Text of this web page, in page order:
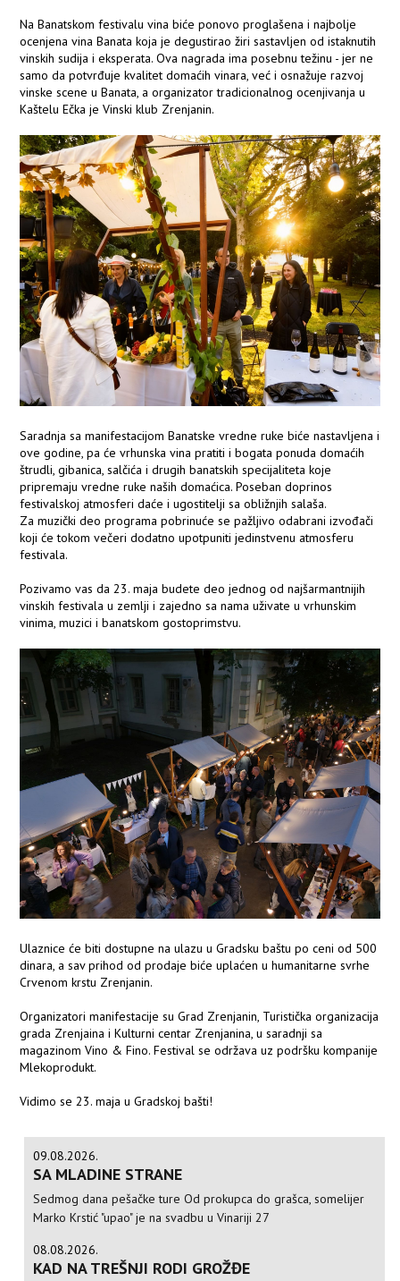
Na Banatskom festivalu vina biće ponovo proglašena i najbolje
ocenjena vina Banata koja je degustirao žiri sastavljen od istaknutih
vinskih sudija i eksperata. Ova nagrada ima posebnu težinu - jer ne
samo da potvrđuje kvalitet domaćih vinara, već i osnažuje razvoj
vinske scene u Banata, a organizator tradicionalnog ocenjivanja u
Kaštelu Ečka je Vinski klub Zrenjanin.
Saradnja sa manifestacijom Banatske vredne ruke biće nastavljena i
ove godine, pa će vrhunska vina pratiti i bogata ponuda domaćih
štrudli, gibanica, salčića i drugih banatskih specijaliteta koje
pripremaju vredne ruke naših domaćica. Poseban doprinos
festivalskoj atmosferi daće i ugostitelji sa obližnjih salaša.
Za muzički deo programa pobrinuće se pažljivo odabrani izvođači
koji će tokom večeri dodatno upotpuniti jedinstvenu atmosferu
festivala.
Pozivamo vas da 23. maja budete deo jednog od najšarmantnijih
vinskih festivala u zemlji i zajedno sa nama uživate u vrhunskim
vinima, muzici i banatskom gostoprimstvu.
Ulaznice će biti dostupne na ulazu u Gradsku baštu po ceni od 500
dinara, a sav prihod od prodaje biće uplaćen u humanitarne svrhe
Crvenom krstu Zrenjanin.
Organizatori manifestacije su Grad Zrenjanin, Turistička organizacija
grada Zrenjaina i Kulturni centar Zrenjanina, u saradnji sa
magazinom Vino & Fino. Festival se održava uz podršku kompanije
Mlekoprodukt.
Vidimo se 23. maja u Gradskoj bašti!
09.08.2026.
SA MLADINE STRANE
Sedmog dana pešačke ture Od prokupca do grašca, somelijer
Marko Krstić "upao" je na svadbu u Vinariji 27
08.08.2026.
KAD NA TREŠNJI RODI GROŽĐE